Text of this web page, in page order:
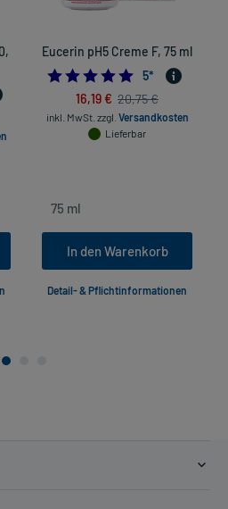
Eucerin pH5 Creme F, 75 ml
5.0
5*
16,19 € 20,75 €
inkl. MwSt. zzgl. Versandkosten
Lieferbar
In den Warenkorb
Detail- & Pflichtinformationen